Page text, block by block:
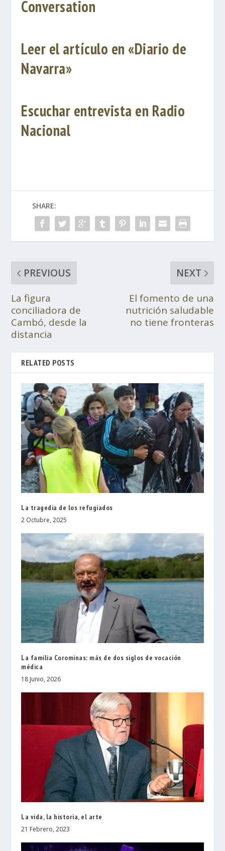
Conversation
Leer el artículo en «Diario de
Navarra»
Escuchar entrevista en Radio
Nacional
SHARE:
PREVIOUS
La figura
conciliadora de
Cambó, desde la
distancia
NEXT
El fomento de una
nutrición saludable
no tiene fronteras
RELATED POSTS
La tragedia de los refugiados
2 Octubre, 2025
La familia Corominas: más de dos siglos de vocación
médica
18 Junio, 2026
La vida, la historia, el arte
21 Febrero, 2023